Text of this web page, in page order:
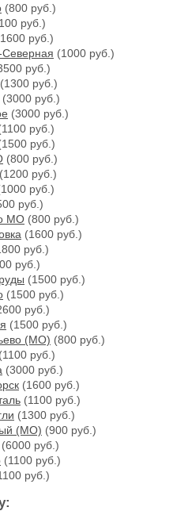
(800 руб.)
руб.)
руб.)
Северная (1000 руб.)
руб.)
(1300 руб.)
(3000 руб.)
(3000 руб.)
руб.)
руб.)
(800 руб.)
(1200 руб.)
руб.)
руб.)
МО (800 руб.)
(1600 руб.)
руб.)
руб.)
(1500 руб.)
(1500 руб.)
руб.)
(1500 руб.)
(МО) (800 руб.)
(1100 руб.)
(3000 руб.)
(1600 руб.)
(1100 руб.)
(1300 руб.)
(МО) (900 руб.)
(6000 руб.)
(1100 руб.)
руб.)